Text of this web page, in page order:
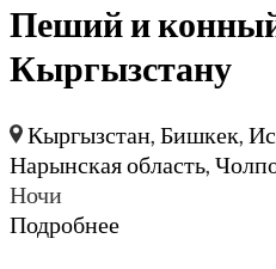
Пеший и
Кыргызстану
Кыргызстан,Бишкек,
Нарынская область,
Ночи
Подробнее